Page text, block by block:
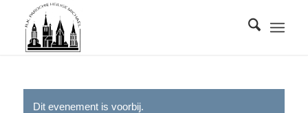
Dit evenement is voorbij.